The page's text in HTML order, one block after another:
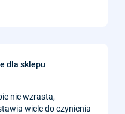
dla sklepu
nie wzrasta,
wiele do czynienia